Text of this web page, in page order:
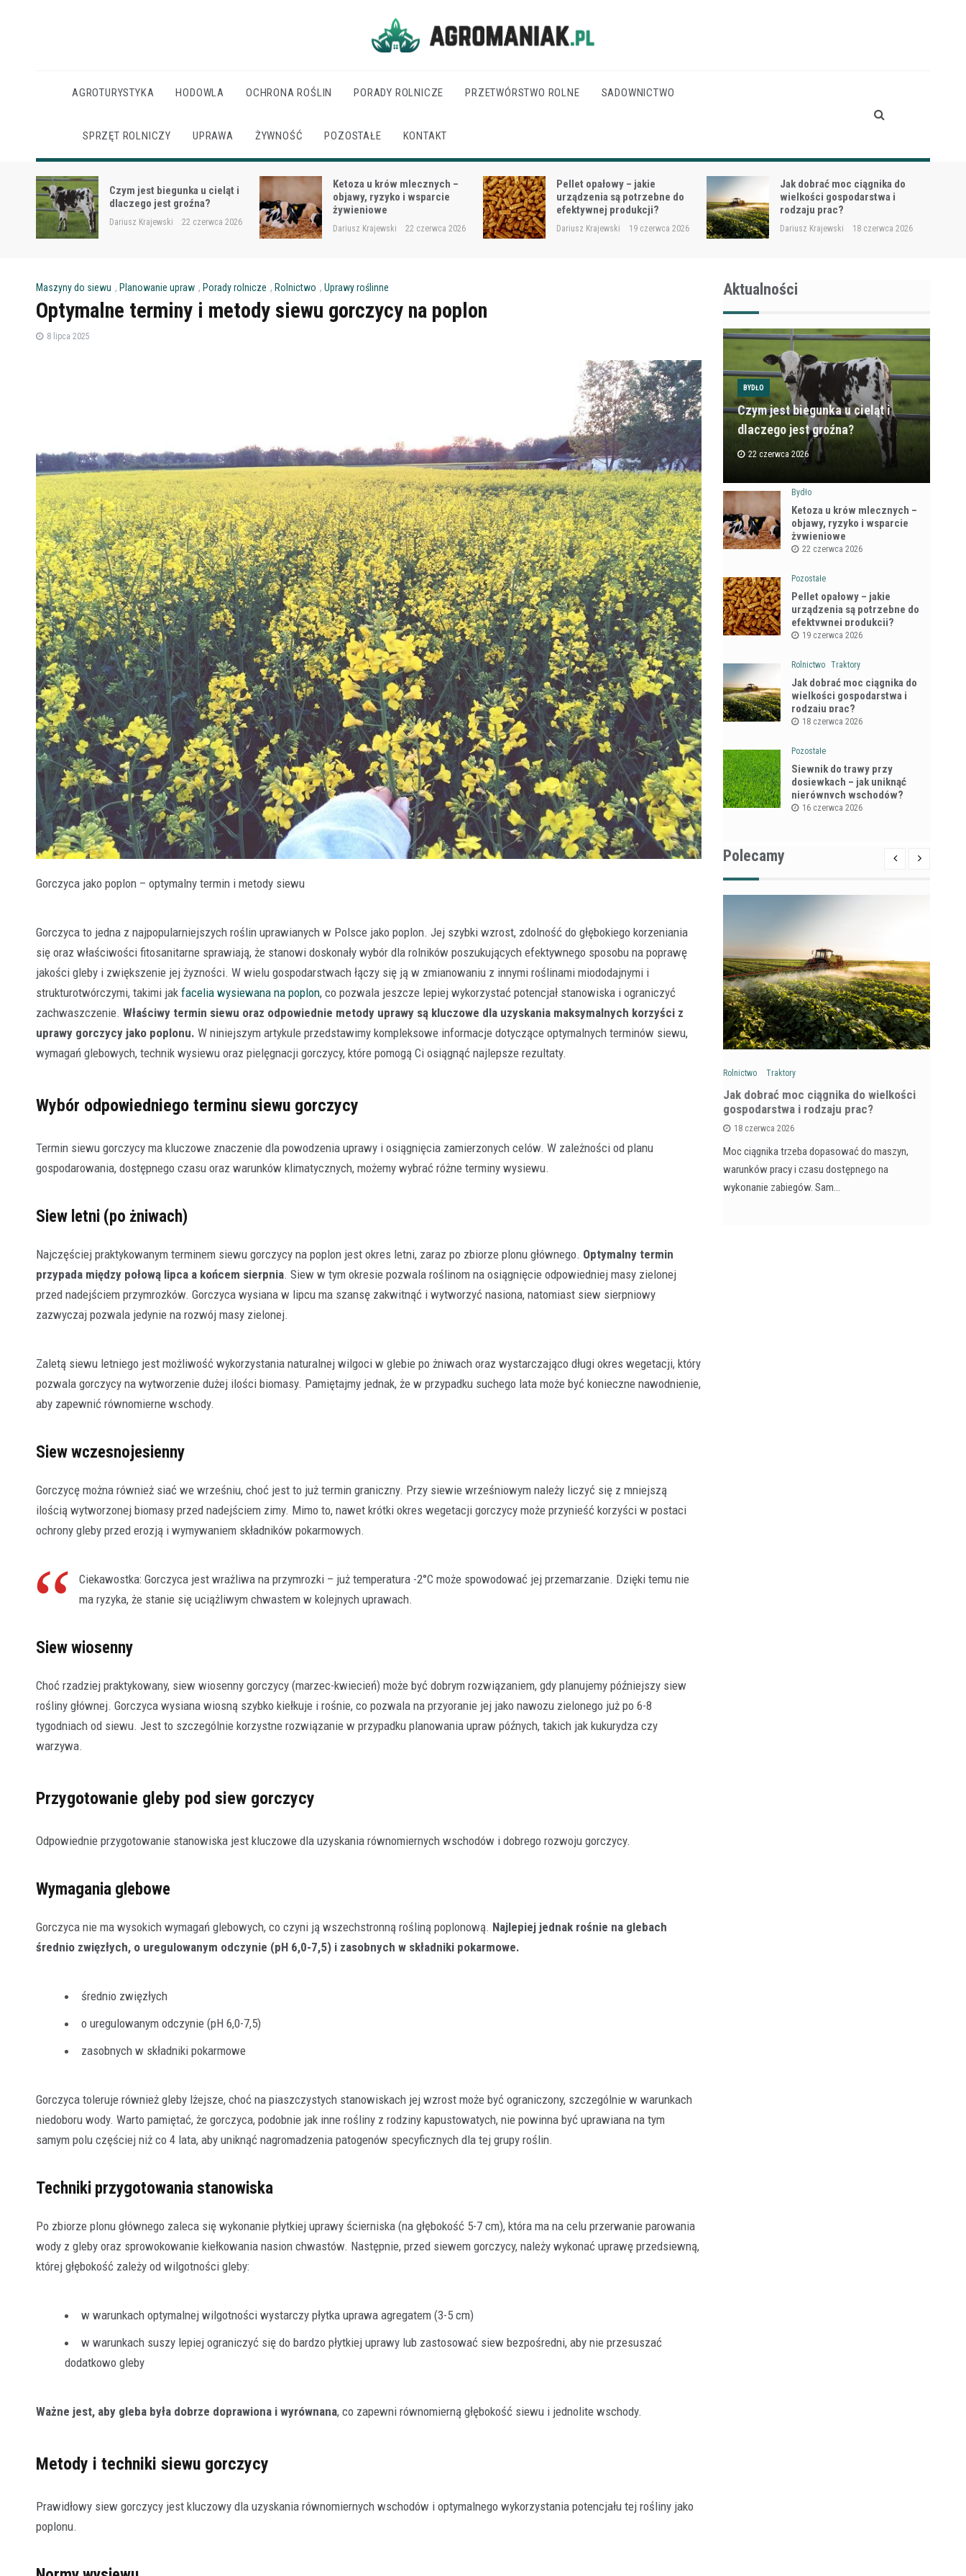
AGROTURYSTYKA HODOWLA OCHRONA ROŚLIN PORADY ROLNICZE PRZETWÓRSTWO ROLNE SADOWNICTWO
SPRZĘT ROLNICZY UPRAWA ŻYWNOŚĆ POZOSTAŁE KONTAKT
Ketoza u krów mlecznych –
objawy, ryzyko i wsparcie
żywieniowe
Dariusz Krajewski
Pellet opałowy – jakie
urządzenia są potrzebne do
efektywnej produkcji?
Dariusz Krajewski 19 czerwca 2026
Jak dobrać moc ciągnika do
wielkości gospodarstwa i
rodzaju prac?
Dariusz Krajewski 18 czerwca 2026
Siewnik do trawy przy
dosiewkach – jak uniknąć
nierównych wschodów?
Dariusz Krajewski 16 czerwca 2026
Maszyny do siewu , Planowanie upraw , Porady rolnicze , Rolnictwo , Uprawy roślinne
Optymalne terminy i metody siewu gorczycy na poplon
8 lipca 2025
Gorczyca jako poplon – optymalny termin i metody siewu
Gorczyca to jedna z najpopularniejszych roślin uprawianych w Polsce jako poplon. Jej szybki wzrost, zdolność do głębokiego korzeniania
się oraz właściwości fitosanitarne sprawiają, że stanowi doskonały wybór dla rolników poszukujących efektywnego sposobu na poprawę
jakości gleby i zwiększenie jej żyzności. W wielu gospodarstwach łączy się ją w zmianowaniu z innymi roślinami miododajnymi i
strukturotwórczymi, takimi jak facelia wysiewana na poplon, co pozwala jeszcze lepiej wykorzystać potencjał stanowiska i ograniczyć
zachwaszczenie. Właściwy termin siewu oraz odpowiednie metody uprawy są kluczowe dla uzyskania maksymalnych korzyści z
uprawy gorczycy jako poplonu. W niniejszym artykule przedstawimy kompleksowe informacje dotyczące optymalnych terminów siewu,
wymagań glebowych, technik wysiewu oraz pielęgnacji gorczycy, które pomogą Ci osiągnąć najlepsze rezultaty.
Wybór odpowiedniego terminu siewu gorczycy
Termin siewu gorczycy ma kluczowe znaczenie dla powodzenia uprawy i osiągnięcia zamierzonych celów. W zależności od planu
gospodarowania, dostępnego czasu oraz warunków klimatycznych, możemy wybrać różne terminy wysiewu.
Siew letni (po żniwach)
Najczęściej praktykowanym terminem siewu gorczycy na poplon jest okres letni, zaraz po zbiorze plonu głównego. Optymalny termin
przypada między połową lipca a końcem sierpnia. Siew w tym okresie pozwala roślinom na osiągnięcie odpowiedniej masy zielonej
przed nadejściem przymrozków. Gorczyca wysiana w lipcu ma szansę zakwitnąć i wytworzyć nasiona, natomiast siew sierpniowy
zazwyczaj pozwala jedynie na rozwój masy zielonej.
Zaletą siewu letniego jest możliwość wykorzystania naturalnej wilgoci w glebie po żniwach oraz wystarczająco długi okres wegetacji, który
pozwala gorczycy na wytworzenie dużej ilości biomasy. Pamiętajmy jednak, że w przypadku suchego lata może być konieczne nawodnienie,
aby zapewnić równomierne wschody.
Siew wczesnojesienny
Gorczycę można również siać we wrześniu, choć jest to już termin graniczny. Przy siewie wrześniowym należy liczyć się z mniejszą
ilością wytworzonej biomasy przed nadejściem zimy. Mimo to, nawet krótki okres wegetacji gorczycy może przynieść korzyści w postaci
ochrony gleby przed erozją i wymywaniem składników pokarmowych.
Ciekawostka: Gorczyca jest wrażliwa na przymrozki – już temperatura -2°C może spowodować jej przemarzanie. Dzięki temu nie
ma ryzyka, że stanie się uciążliwym chwastem w kolejnych uprawach.
Siew wiosenny
Choć rzadziej praktykowany, siew wiosenny gorczycy (marzec-kwiecień) może być dobrym rozwiązaniem, gdy planujemy późniejszy siew
rośliny głównej. Gorczyca wysiana wiosną szybko kiełkuje i rośnie, co pozwala na przyoranie jej jako nawozu zielonego już po 6-8
tygodniach od siewu. Jest to szczególnie korzystne rozwiązanie w przypadku planowania upraw późnych, takich jak kukurydza czy
warzywa.
Przygotowanie gleby pod siew gorczycy
Odpowiednie przygotowanie stanowiska jest kluczowe dla uzyskania równomiernych wschodów i dobrego rozwoju gorczycy.
Wymagania glebowe
Gorczyca nie ma wysokich wymagań glebowych, co czyni ją wszechstronną rośliną poplonową. Najlepiej jednak rośnie na glebach
średnio zwięzłych, o uregulowanym odczynie (pH 6,0-7,5) i zasobnych w składniki pokarmowe.
średnio zwięzłych
o uregulowanym odczynie (pH 6,0-7,5)
zasobnych w składniki pokarmowe
Gorczyca toleruje również gleby lżejsze, choć na piaszczystych stanowiskach jej wzrost może być ograniczony, szczególnie w warunkach
niedoboru wody. Warto pamiętać, że gorczyca, podobnie jak inne rośliny z rodziny kapustowatych, nie powinna być uprawiana na tym
samym polu częściej niż co 4 lata, aby uniknąć nagromadzenia patogenów specyficznych dla tej grupy roślin.
Techniki przygotowania stanowiska
Po zbiorze plonu głównego zaleca się wykonanie płytkiej uprawy ścierniska (na głębokość 5-7 cm), która ma na celu przerwanie parowania
wody z gleby oraz sprowokowanie kiełkowania nasion chwastów. Następnie, przed siewem gorczycy, należy wykonać uprawę przedsiewną,
której głębokość zależy od wilgotności gleby:
w warunkach optymalnej wilgotności wystarczy płytka uprawa agregatem (3-5 cm)
w warunkach suszy lepiej ograniczyć się do bardzo płytkiej uprawy lub zastosować siew bezpośredni, aby nie przesuszać
dodatkowo gleby
Ważne jest, aby gleba była dobrze doprawiona i wyrównana, co zapewni równomierną głębokość siewu i jednolite wschody.
Metody i techniki siewu gorczycy
Prawidłowy siew gorczycy jest kluczowy dla uzyskania równomiernych wschodów i optymalnego wykorzystania potencjału tej rośliny jako
poplonu.
Aktualności
BYDŁO
Czym jest biegunka u cieląt i
dlaczego jest groźna?
22 czerwca 2026
Bydło
Ketoza u krów mlecznych –
objawy, ryzyko i wsparcie
żywieniowe
22 czerwca 2026
Pozostałe
Pellet opałowy – jakie
urządzenia są potrzebne do
efektywnej produkcji?
19 czerwca 2026
Rolnictwo Traktory
Jak dobrać moc ciągnika do
wielkości gospodarstwa i
rodzaju prac?
18 czerwca 2026
Pozostałe
Siewnik do trawy przy
dosiewkach – jak uniknąć
nierównych wschodów?
16 czerwca 2026
Polecamy
29 grudnia 2025
Współczesne rolnictwo to precyzyjna maszyna,
Rolnictwo Traktory
Jak dobrać moc ciągnika do wielkości
gospodarstwa i rodzaju prac?
18 czerwca 2026
Moc ciągnika trzeba dopasować do maszyn,
warunków pracy i czasu dostępnego na
wykonanie zabiegów. Sam…